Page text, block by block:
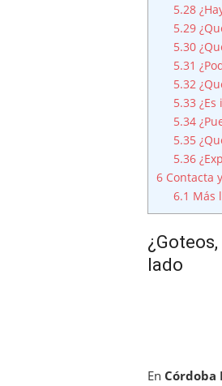
5.28
5.29
5.30
5.31
5.32
5.33
5.34
5.35
5.36
6 Contacta
6.1 Más
lado
En Córdoba